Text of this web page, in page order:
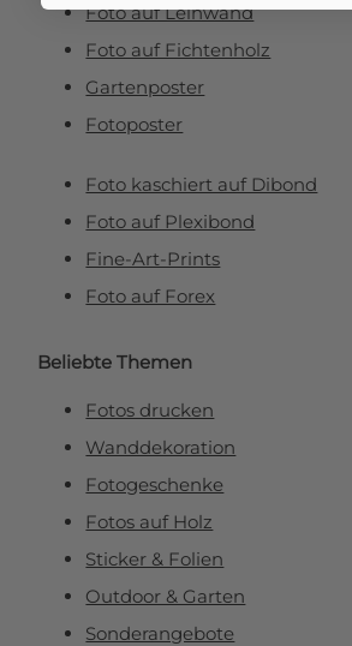
Foto auf Leinwand
Foto auf Fichtenholz
Gartenposter
Fotoposter
Foto kaschiert auf Dibond
Foto auf Plexibond
Fine-Art-Prints
Foto auf Forex
Beliebte Themen
Fotos drucken
Wanddekoration
Fotogeschenke
Fotos auf Holz
Sticker & Folien
Outdoor & Garten
Sonderangebote